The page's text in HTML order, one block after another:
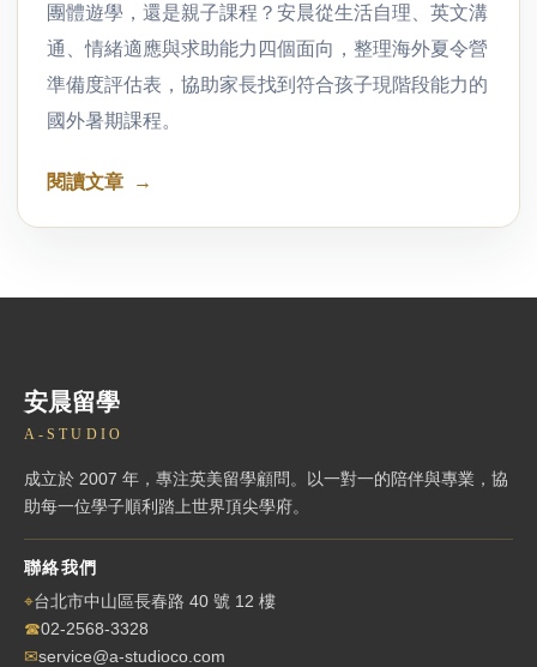
團體遊學，還是親子課程？安晨從生活自理、英文溝
通、情緒適應與求助能力四個面向，整理海外夏令營
準備度評估表，協助家長找到符合孩子現階段能力的
國外暑期課程。
閱讀文章
安晨留學
A-STUDIO
成立於 2007 年，專注英美留學顧問。以一對一的陪伴與專業，協
助每一位學子順利踏上世界頂尖學府。
聯絡我們
⌖台北市中山區長春路 40 號 12 樓
☎02-2568-3328
✉service@a-studioco.com